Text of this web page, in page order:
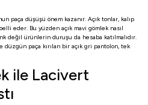
paça düşüşü önem kazanır. Açık tonlar, kalıp
eder. Bu yüzden açık mavi gömlek nasıl
değil ürünlerin duruşu da hesaba katılmalıdır.
paça kırılan bir açık gri pantolon, tek
ile Lacivert